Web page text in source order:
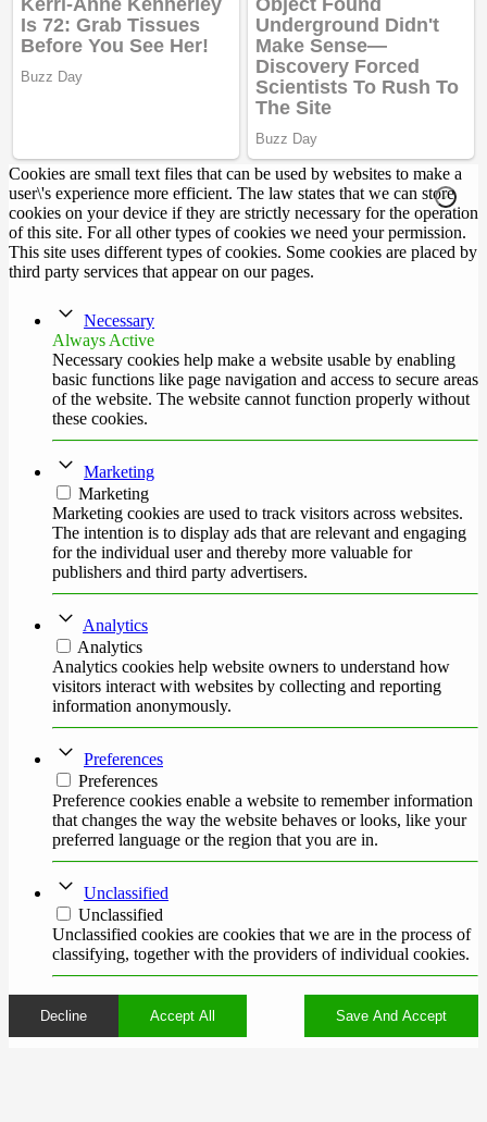
Cookies are small text files that can be used by websites to make a
user\'s experience more efficient. The law states that we can store
cookies on your device if they are strictly necessary for the operation
of this site. For all other types of cookies we need your permission.
This site uses different types of cookies. Some cookies are placed by
third party services that appear on our pages.
Necessary
Always Active
Necessary cookies help make a website usable by enabling
basic functions like page navigation and access to secure areas
of the website. The website cannot function properly without
these cookies.
Marketing
Marketing
Marketing cookies are used to track visitors across websites.
The intention is to display ads that are relevant and engaging
for the individual user and thereby more valuable for
publishers and third party advertisers.
Analytics
Analytics
Analytics cookies help website owners to understand how
visitors interact with websites by collecting and reporting
information anonymously.
Preferences
Preferences
Preference cookies enable a website to remember information
that changes the way the website behaves or looks, like your
preferred language or the region that you are in.
Unclassified
Unclassified
Unclassified cookies are cookies that we are in the process of
classifying, together with the providers of individual cookies.
Decline Accept All Save And Accept